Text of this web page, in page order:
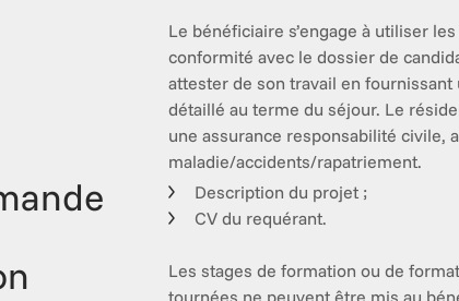
Le bénéficiaire s’engage à utiliser
conformité avec le dossier de
attester de son travail en
détaillé au terme du séjour. Le
une assurance responsabilité civile,
maladie/accidents/rapatriement.
Description du projet ;
CV du requérant.
Les stages de formation ou de
tournées ne peuvent être mis au